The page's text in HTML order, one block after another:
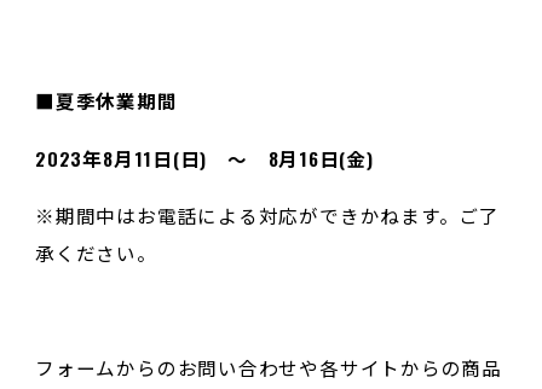
■夏季休業期間
2023年8月11日(日) ～ 8月16日(金)
※期間中はお電話による対応ができかねます。ご了
承ください。
フォームからのお問い合わせや各サイトからの商品